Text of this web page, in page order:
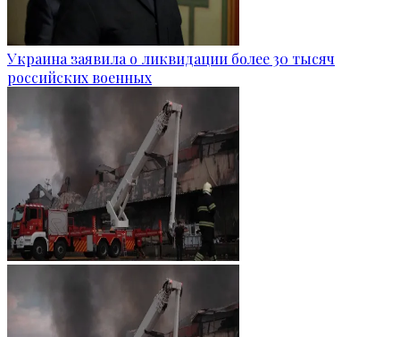
Украина заявила о ликвидации более 30 тысяч
российских военных